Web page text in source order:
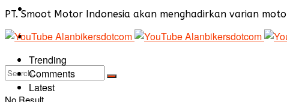
Bikers Cars
Tentang Kami
No Result
PT. Smoot Motor Indonesia akan menghadirkan varian
Trending
Comments
Latest